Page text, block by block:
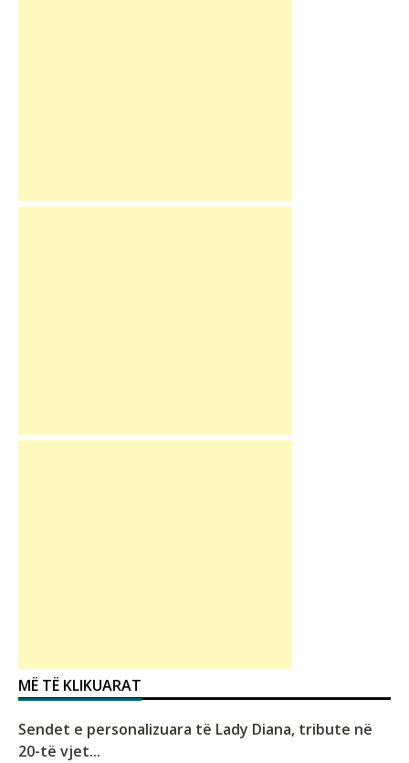
MË TË KLIKUARAT
Sendet e personalizuara të Lady Diana, tribute në
20-të vjet...